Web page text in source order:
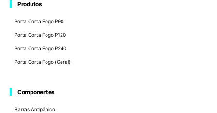
Produtos
Porta Corta Fogo P90
Porta Corta Fogo P120
Porta Corta Fogo P240
Porta Corta Fogo (Geral)
Componentes
Barras Antipânico